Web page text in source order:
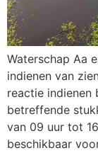
Waterschap Aa
indienen van
reactie indienen
betreffende
van 09 uur tot
beschikbaar